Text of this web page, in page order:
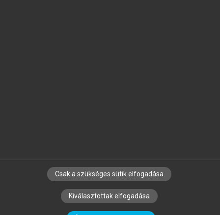
SZERZŐKNEK CÉGEKNEK KÖNYVTÁROSOKNAK
SZERKESZTÉSI ÉS LEKTORÁLÁSI ALAPELVEK
Csak a szükséges sütik elfogadása
Kiválasztottak elfogadása